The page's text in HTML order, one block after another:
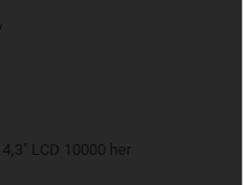
LCD 10000 her